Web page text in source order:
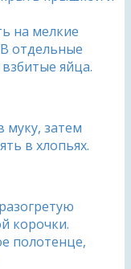
на мелкие
отдельные
яйца.
муку, затем
в хлопьях.
корочки.
полотенце,